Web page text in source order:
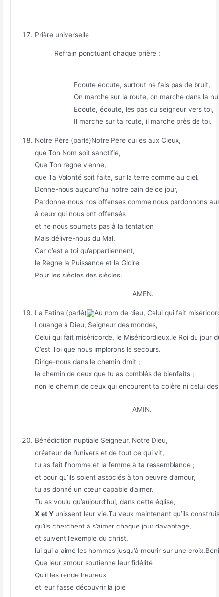
Prière universelle
Refrain ponctuant chaque prière :
Ecoute écoute, surtout ne fais pas de bruit,
On marche sur la route, on marche dans la
Ecoute, écoute, les pas du seigneur vers toi,
Il marche sur ta route, il marche près de toi.
Notre Père (parlé)Notre Père qui es aux Cieux,
que Ton Nom soit sanctifié,
Que Ton règne vienne,
que Ta Volonté soit faite, sur la terre comme au ciel.
Donne-nous aujourd’hui notre pain de ce jour,
Pardonne-nous nos offenses comme nous pardonnons
à ceux qui nous ont offensés
et ne nous soumets pas à la tentation
Mais délivre-nous du Mal.
Car c’est à toi qu’appartiennent,
le Règne la Puissance et la Gloire
Pour les siècles des siècles.
AMEN.
La Fatiha (parlé)
Au nom de dieu, Celui qui fait
Louange à Dieu, Seigneur des mondes,
Celui qui fait miséricorde, le Miséricordieux,le Roi du jour
C’est Toi que nous implorons le secours.
Dirige-nous dans le chemin droit ;
le chemin de ceux que tu as comblés de bienfaits ;
non le chemin de ceux qui encourent ta colère ni celui
AMIN.
Bénédiction nuptiale Seigneur, Notre Dieu,
créateur de l’univers et de tout ce qui vit,
tu as fait l’homme et la femme à ta ressemblance ;
et pour qu’ils soient associés à ton oeuvre d’amour,
tu as donné un cœur capable d’aimer.
Tu as voulu qu’aujourd’hui, dans cette église,
X et Y unissent leur vie.Tu veux maintenant qu’ils
qu’ils cherchent à s’aimer chaque jour davantage,
et suivent l’exemple du christ,
lui qui a aimé les hommes jusqu’à mourir sur une
Que leur amour soutienne leur fidélité
Qu’il les rende heureux
et leur fasse découvrir la joie